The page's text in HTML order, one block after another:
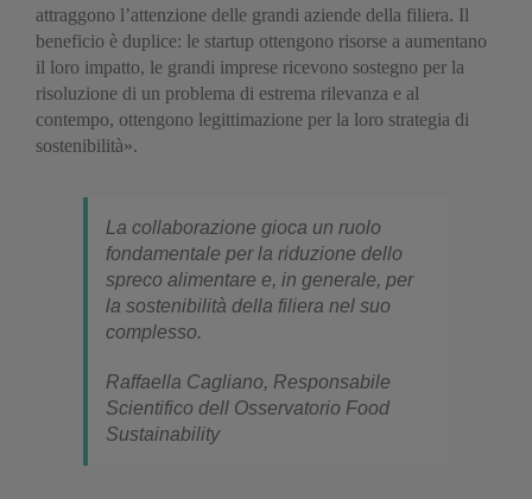
attraggono l’attenzione delle grandi aziende della filiera. Il
beneficio è duplice: le startup ottengono risorse a aumentano
il loro impatto, le grandi imprese ricevono sostegno per la
risoluzione di un problema di estrema rilevanza e al
contempo, ottengono legittimazione per la loro strategia di
sostenibilità».
La collaborazione gioca un ruolo
fondamentale per la riduzione dello
spreco alimentare e, in generale, per
la sostenibilità della filiera nel suo
complesso.
Raffaella Cagliano, Responsabile
Scientifico dell Osservatorio Food
Sustainability